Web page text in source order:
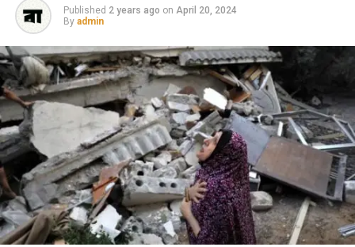
Published 2 years ago on April 20, 2024
By admin